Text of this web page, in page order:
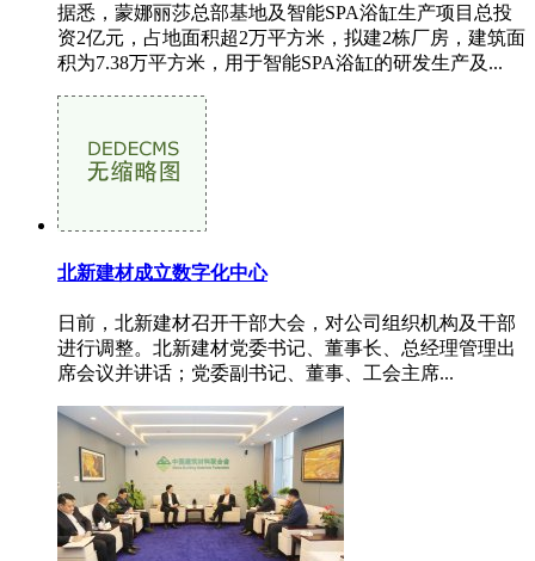
据悉，蒙娜丽莎总部基地及智能SPA浴缸生产项目总投
资2亿元，占地面积超2万平方米，拟建2栋厂房，建筑面
积为7.38万平方米，用于智能SPA浴缸的研发生产及...
北新建材成立数字化中心
日前，北新建材召开干部大会，对公司组织机构及干部
进行调整。北新建材党委书记、董事长、总经理管理出
席会议并讲话；党委副书记、董事、工会主席...